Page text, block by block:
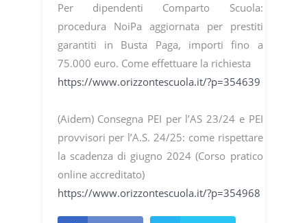
Per dipendenti Comparto Scuola:
procedura NoiPa aggiornata per prestiti
garantiti in Busta Paga, importi fino a
75.000 euro. Come effettuare la richiesta
https://www.orizzontescuola.it/?p=354639
(Aidem) Consegna PEI per l’AS 23/24 e PEI
provvisori per l’A.S. 24/25: come rispettare
la scadenza di giugno 2024 (Corso pratico
online accreditato)
https://www.orizzontescuola.it/?p=354968